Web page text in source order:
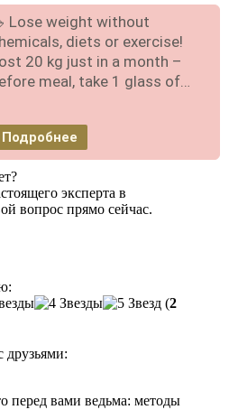
Lose weight without
diets or exercise!
20 kg just in a month –
meal, take 1 glass of…
Подробнее
эксперта в
вопрос прямо сейчас.
(2
друзьями: